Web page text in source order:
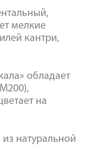
мелкие
кантри,
обладает
на
из натуральной